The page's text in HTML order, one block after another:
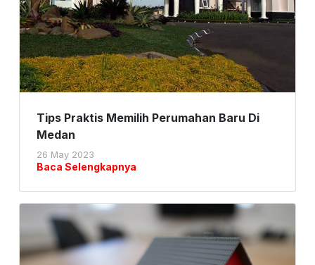
Tips Praktis Memilih Perumahan Baru Di
Medan
26 May 2023
Baca Selengkapnya